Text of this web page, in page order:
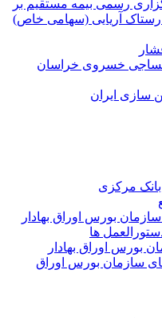
رسمی بیمه مستقیم بر
رستاک آریایی (سهامی خاص)
خسروی خراسان
سازی ایران
مرکزی
بورس اوراق بهادار
ها
بورس اوراق بهادار
سازمان بورس اوراق